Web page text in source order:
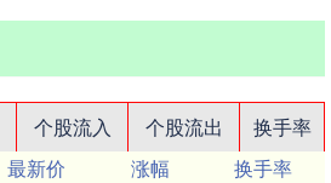
个股流入 个股流出
换手率
最新价 涨幅
换手率